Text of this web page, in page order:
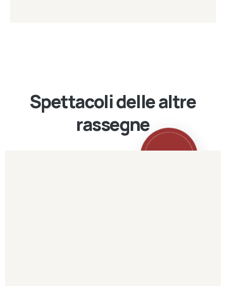
Spettacoli delle altre
rassegne